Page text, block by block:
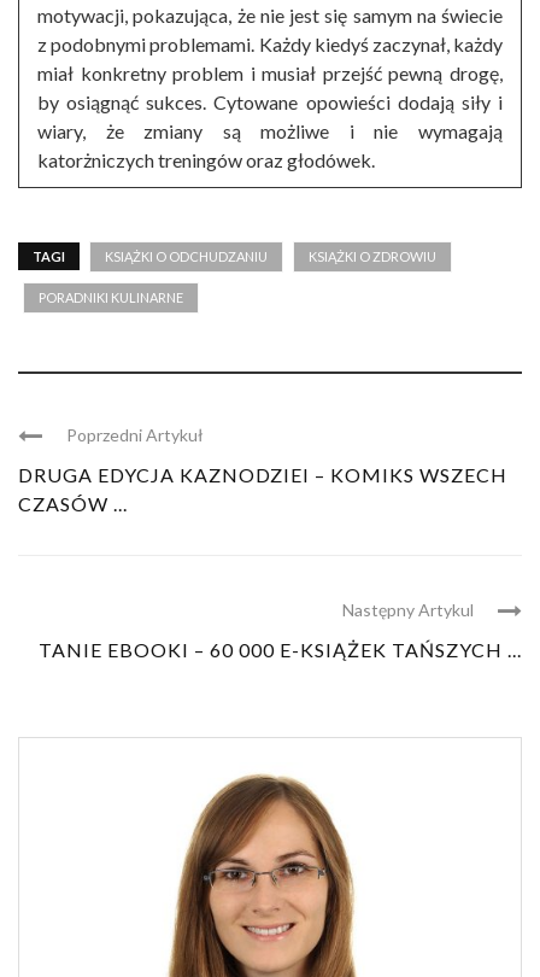
motywacji, pokazująca, że nie jest się samym na świecie
z podobnymi problemami. Każdy kiedyś zaczynał, każdy
miał konkretny problem i musiał przejść pewną drogę,
by osiągnąć sukces. Cytowane opowieści dodają siły i
wiary, że zmiany są możliwe i nie wymagają
katorżniczych treningów oraz głodówek.
TAGI KSIĄŻKI O ODCHUDZANIU KSIĄŻKI O ZDROWIU
PORADNIKI KULINARNE
Poprzedni Artykuł
DRUGA EDYCJA KAZNODZIEI – KOMIKS WSZECH
CZASÓW ...
Następny Artykul
TANIE EBOOKI – 60 000 E-KSIĄŻEK TAŃSZYCH ...